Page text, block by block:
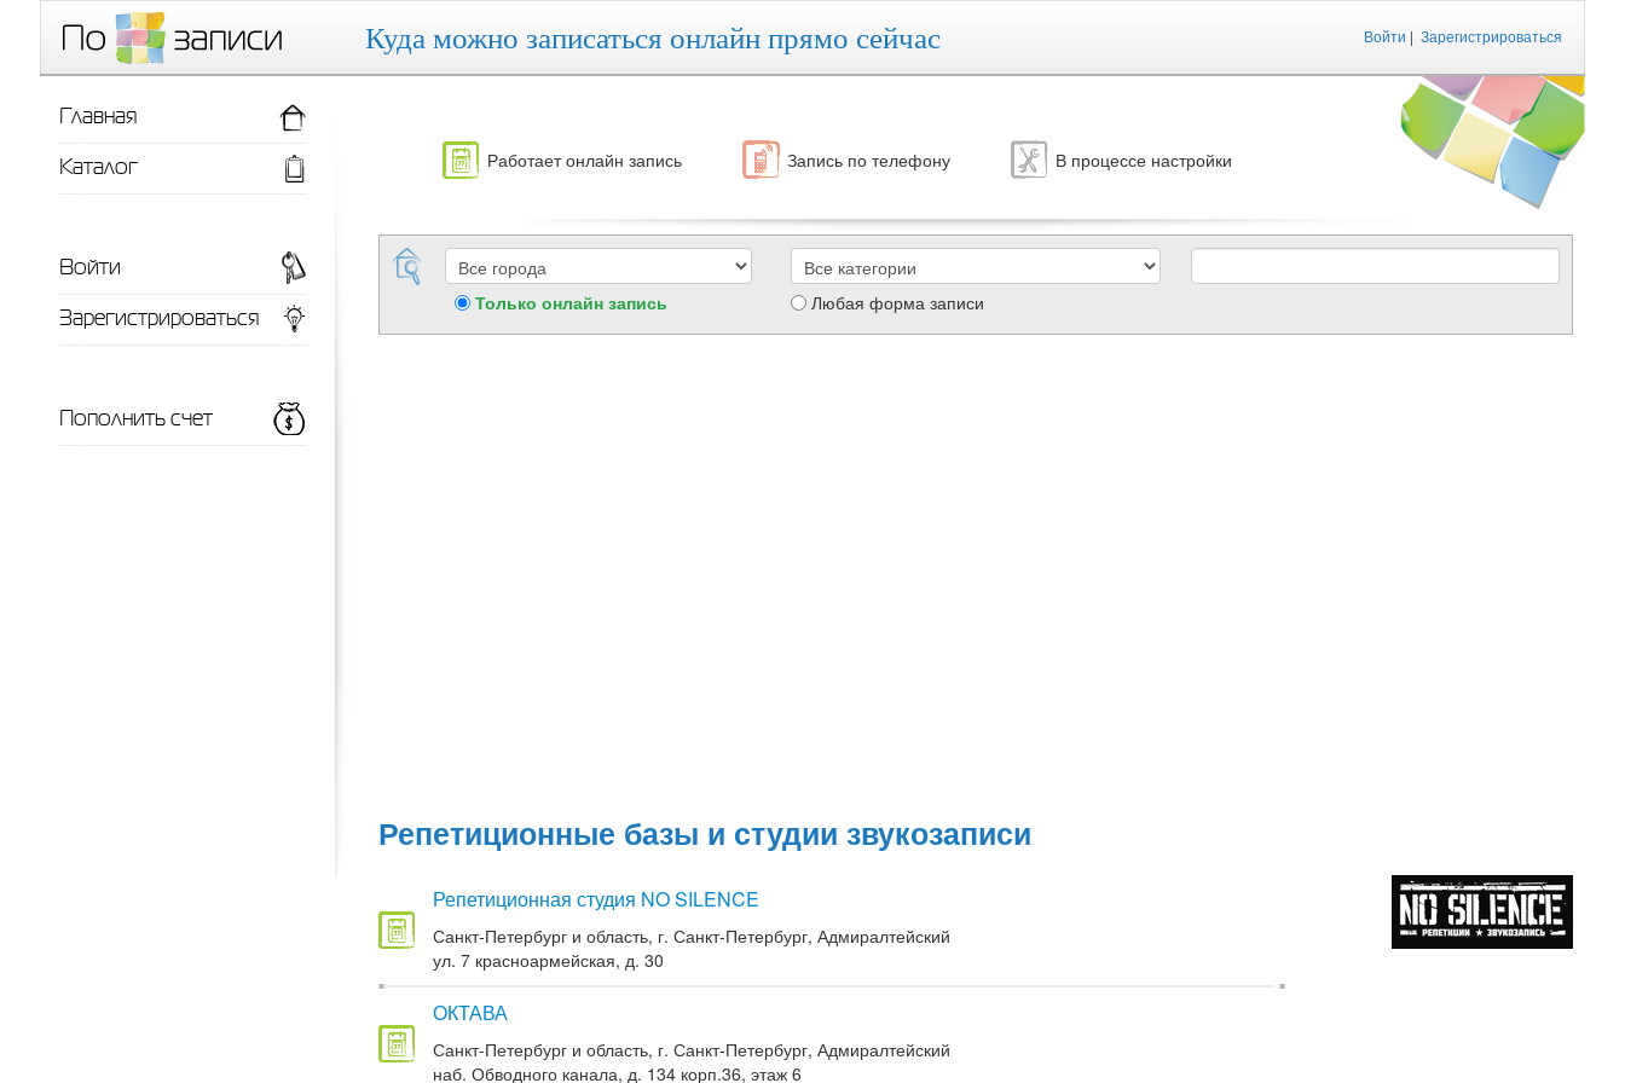
Войти | Зарегистрироваться
Куда можно записаться онлайн прямо сейчас
Работает онлайн запись Запись по телефону В процессе настройки
Только онлайн запись Любая форма записи
Репетиционные базы и студии звукозаписи
Репетиционная студия NO SILENCE
Санкт-Петербург и область, г. Санкт-Петербург, Адмиралтейский
ул. 7 красноармейская, д. 30
ОКТАВА
Санкт-Петербург и область, г. Санкт-Петербург, Адмиралтейский
наб. Обводного канала, д. 134 корп.36, этаж 6
Главная
Каталог
Войти
Зарегистрироваться
Пополнить счет